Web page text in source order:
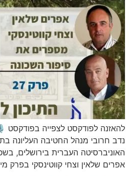
להאזנה לפודקסט לצפייה בפודקסט
נדב חרובי מנהל החטיבה העליונה
האוניברסיטה העברית בירושלים,
אפרים שלאין וצחי קווטינסקי בפרק